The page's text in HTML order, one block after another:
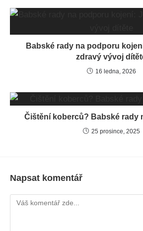
Babské rady na podporu
zdravý vývoj
16 ledna, 2026
Čištění koberců? Babské rady
25 prosince, 2025
Napsat komentář